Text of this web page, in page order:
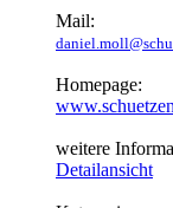
Mail:
Homepage:
weitere
Detailansicht